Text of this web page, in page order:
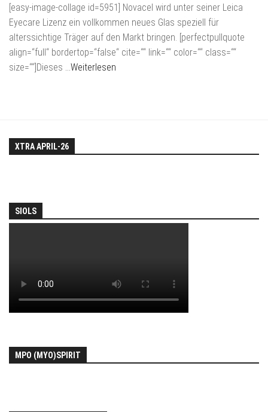
[easy-image-collage id=5951] Novacel wird unter seiner Leica
Eyecare Lizenz ein vollkommen neues Glas speziell für
alterssichtige Träger auf den Markt bringen. [perfectpullquote
align=“full“ bordertop=“false“ cite=““ link=““ color=““ class=““
size=““]Dieses …Weiterlesen
XTRA APRIL-26
SIOLS
MPO (MYO)SPIRIT